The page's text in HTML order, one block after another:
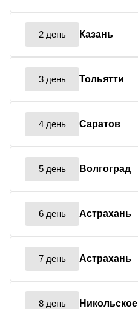
2 день Казань
3 день Тольятти
4 день Саратов
5 день Волгоград
6 день Астрахань
7 день Астрахань
8 день Никольское